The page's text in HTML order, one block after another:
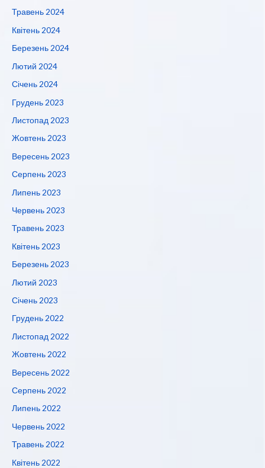
Травень 2024
Квітень 2024
Березень 2024
Лютий 2024
Січень 2024
Грудень 2023
Листопад 2023
Жовтень 2023
Вересень 2023
Серпень 2023
Липень 2023
Червень 2023
Травень 2023
Квітень 2023
Березень 2023
Лютий 2023
Січень 2023
Грудень 2022
Листопад 2022
Жовтень 2022
Вересень 2022
Серпень 2022
Липень 2022
Червень 2022
Травень 2022
Квітень 2022